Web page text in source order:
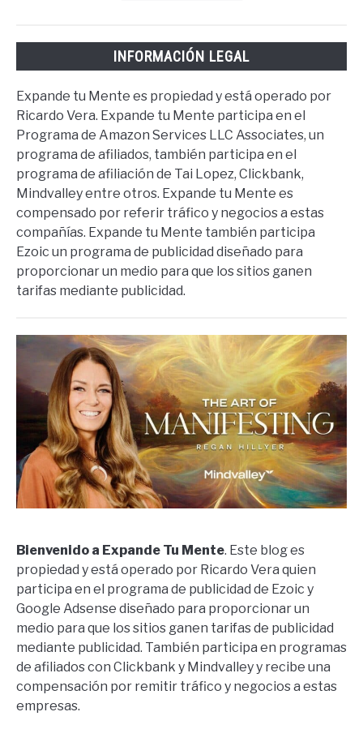
INFORMACIÓN LEGAL
Expande tu Mente es propiedad y está operado por
Ricardo Vera. Expande tu Mente participa en el
Programa de Amazon Services LLC Associates, un
programa de afiliados, también participa en el
programa de afiliación de Tai Lopez, Clickbank,
Mindvalley entre otros. Expande tu Mente es
compensado por referir tráfico y negocios a estas
compañías. Expande tu Mente también participa
Ezoic un programa de publicidad diseñado para
proporcionar un medio para que los sitios ganen
tarifas mediante publicidad.
Bienvenido a Expande Tu Mente. Este blog es
propiedad y está operado por Ricardo Vera quien
participa en el programa de publicidad de Ezoic y
Google Adsense diseñado para proporcionar un
medio para que los sitios ganen tarifas de publicidad
mediante publicidad. También participa en programas
de afiliados con Clickbank y Mindvalley y recibe una
compensación por remitir tráfico y negocios a estas
empresas.